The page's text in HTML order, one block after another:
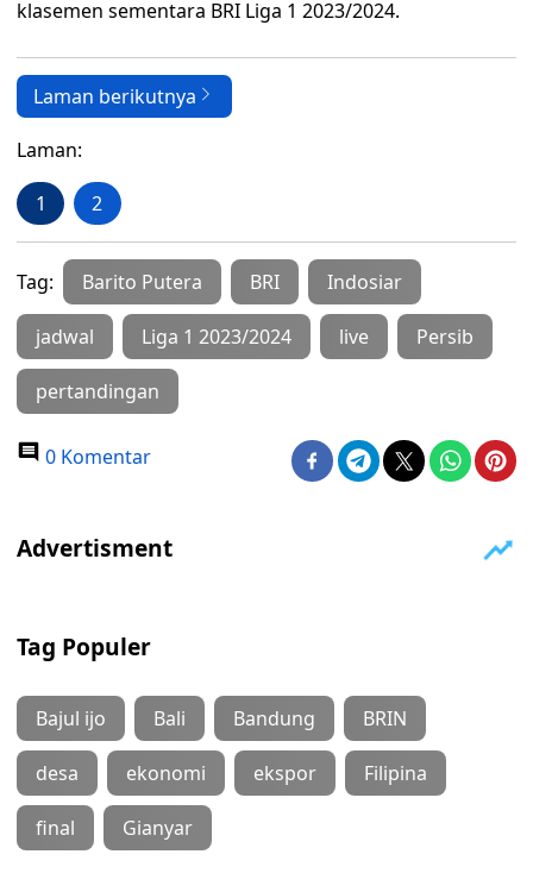
klasemen sementara BRI Liga 1 2023/2024.
Laman berikutnya
Laman:
1 2
Tag: Barito Putera BRI Indosiar
jadwal Liga 1 2023/2024 live Persib
pertandingan
0 Komentar
Tag Populer
Bajul ijo Bali Bandung BRIN
desa ekonomi ekspor Filipina
final Gianyar